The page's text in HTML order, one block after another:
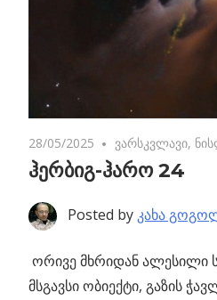
28/05/2025 No comments
ვარსკვლავი,
ჰერბიგ-ჰარო 24
Posted by კახა
ორივე მხრიდან ალესილი
მსგავსი ობიექტი, გაზის